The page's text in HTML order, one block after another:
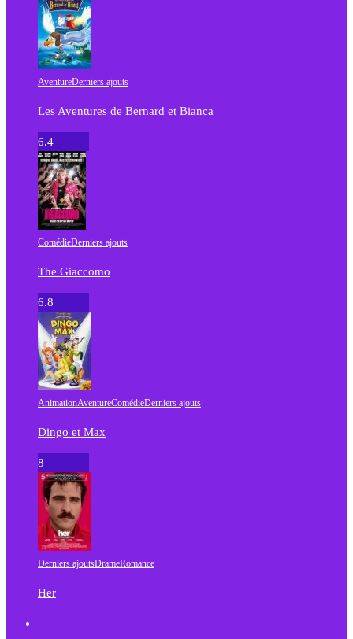
AventureDerniers ajouts
Les Aventures de Bernard et Bianca
6.4
ComédieDerniers ajouts
The Giaccomo
6.8
AnimationAventureComédieDerniers ajouts
Dingo et Max
8
Derniers ajoutsDrameRomance
Her